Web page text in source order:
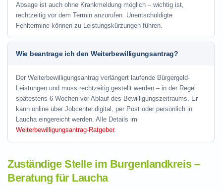
Absage ist auch ohne Krankmeldung möglich – wichtig ist,
rechtzeitig vor dem Termin anzurufen. Unentschuldigte
Fehltermine können zu Leistungskürzungen führen.
Wie beantrage ich den Weiterbewilligungsantrag?
Der Weiterbewilligungsantrag verlängert laufende Bürgergeld-
Leistungen und muss rechtzeitig gestellt werden – in der Regel
spätestens 6 Wochen vor Ablauf des Bewilligungszeitraums. Er
kann online über Jobcenter.digital, per Post oder persönlich in
Laucha eingereicht werden. Alle Details im
Weiterbewilligungsantrag-Ratgeber.
Zuständige Stelle im Burgenlandkreis –
Beratung für Laucha